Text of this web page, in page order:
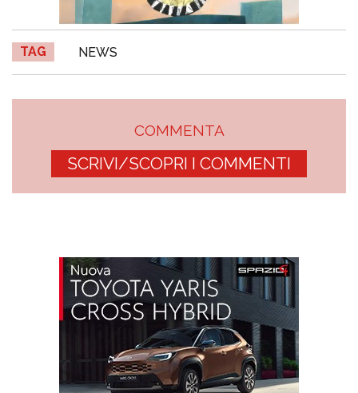
TAG NEWS
COMMENTA
SCRIVI/SCOPRI I COMMENTI